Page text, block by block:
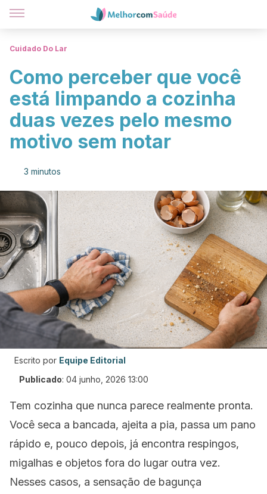
Cuidado Do Lar
Como perceber que você
está limpando a cozinha
duas vezes pelo mesmo
motivo sem notar
3 minutos
Escrito por Equipe Editorial
Publicado: 04 junho, 2026 13:00
Tem cozinha que nunca parece realmente pronta.
Você seca a bancada, ajeita a pia, passa um pano
rápido e, pouco depois, já encontra respingos,
migalhas e objetos fora do lugar outra vez.
Nesses casos, a sensação de bagunça